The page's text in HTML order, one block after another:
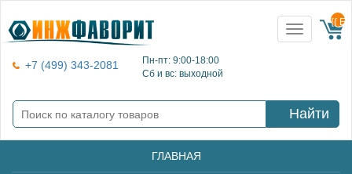
+7 (499) 343-2081
Пн-пт: 9:00-18:00
Сб и вс: выходной
Toggle
navigation
{{
Найти
ГЛАВНАЯ